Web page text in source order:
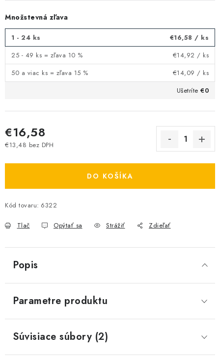
Množstevná zľava
1 - 24 ks €16,58 / ks
25 - 49 ks = zľava 10 %
€14,92 / ks
50 a viac ks = zľava 15 %
€14,09 / ks
Ušetríte €0
€16,58
€13,48 bez DPH
DO KOŠÍKA
Kód tovaru: 6322
Tlač Opýtať sa Strážiť Zdieľať
Popis
Parametre produktu
Súvisiace súbory (2)